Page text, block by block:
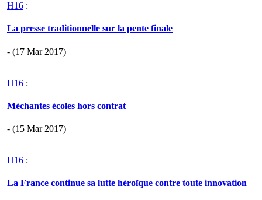
H16 :
La presse traditionnelle sur la pente finale
- (17 Mar 2017)
H16 :
Méchantes écoles hors contrat
- (15 Mar 2017)
H16 :
La France continue sa lutte héroïque contre toute innovation